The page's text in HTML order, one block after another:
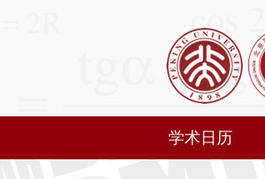
学术日历